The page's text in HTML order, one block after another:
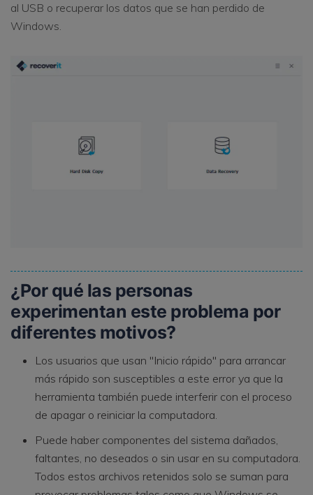
al USB o recuperar los datos que se han perdido de
Windows.
¿Por qué las personas
experimentan este problema por
diferentes motivos?
Los usuarios que usan "Inicio rápido" para arrancar
más rápido son susceptibles a este error ya que la
herramienta también puede interferir con el proceso
de apagar o reiniciar la computadora.
Puede haber componentes del sistema dañados,
faltantes, no deseados o sin usar en su computadora.
Todos estos archivos retenidos solo se suman para